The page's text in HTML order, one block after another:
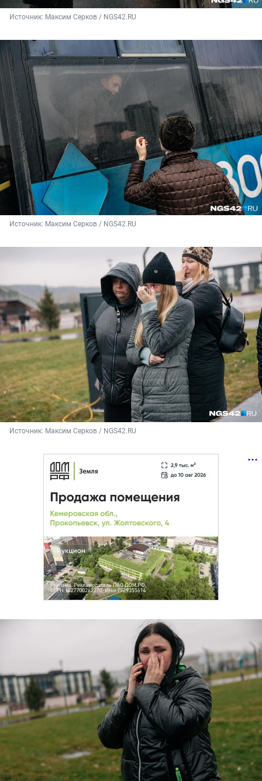
Источник: Максим Серков / NGS42.RU
Источник: Максим Серков / NGS42.RU
Источник: Максим Серков / NGS42.RU